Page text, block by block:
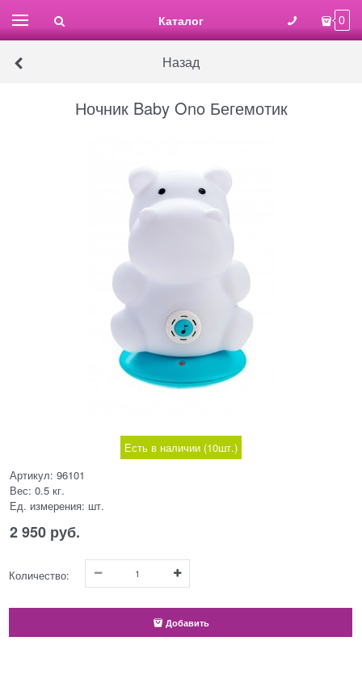
Каталог 0
Назад
Ночник Baby Ono Бегемотик
Есть в наличии (10шт.)
Артикул: 96101
Вес: 0.5 кг.
Ед. измерения: шт.
2 950 руб.
Количество:
Добавить